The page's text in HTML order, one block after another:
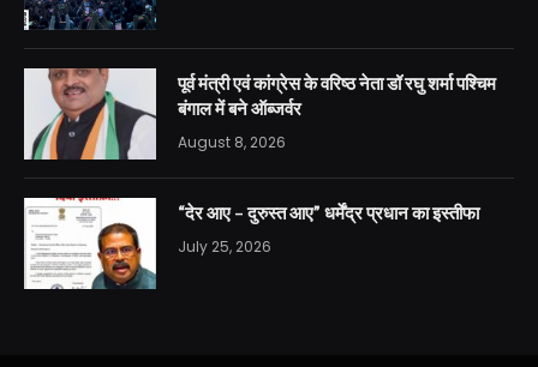
पूर्व मंत्री एवं कांग्रेस के वरिष्ठ नेता डॉ रघु शर्मा पश्चिम
बंगाल में बने ऑब्जर्वर
August 8, 2026
“देर आए – दुरुस्त आए” धर्मेंद्र प्रधान का इस्तीफा
July 25, 2026